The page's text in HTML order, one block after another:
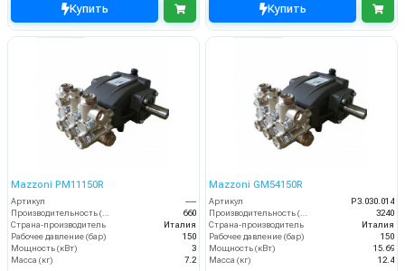
Купить Купить
Mazzoni PM11150R
Артикул
----
Производительность (л/ч)
660
Страна-производитель
Италия
Рабочее давление (бар)
150
Мощность (кВт)
3
Масса (кг)
7.2
Mazzoni GM54150R
Артикул
P3.030.014
Производительность (л/ч)
3240
Страна-производитель
Италия
Рабочее давление (бар)
150
Мощность (кВт)
15.69
Масса (кг)
12.4